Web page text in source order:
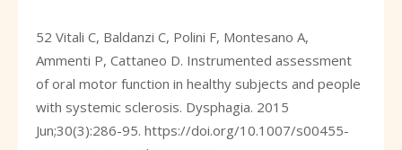
52 Vitali C, Baldanzi C, Polini F, Montesano A,
Ammenti P, Cattaneo D. Instrumented assessment
of oral motor function in healthy subjects and people
with systemic sclerosis. Dysphagia. 2015
Jun;30(3):286-95. https://doi.org/10.1007/s00455-